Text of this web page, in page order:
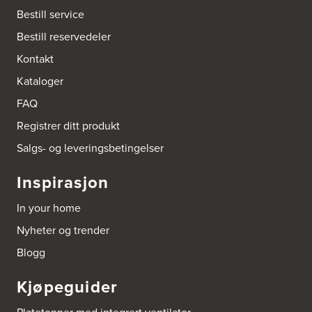
0267 Oslo
Tel.: 95992151
Bokhylle-Spesialisten AS
3414 Lierstranda
Boligleverandøren Karmøy AS
Postboks 213
4296 Åkrehamn
http://www.interiormesteren.no
Bonaparte Interiør AS
Borgenveien 66
Tel.:
Borge butikk AS
Sundemoen Næringspark
Bestill service
Bestill reservedeler
Kontakt
Kataloger
FAQ
Registrer ditt produkt
Salgs- og leveringsbetingelser
Inspirasjon
In your home
Nyheter og trender
Blogg
Kjøpeguider